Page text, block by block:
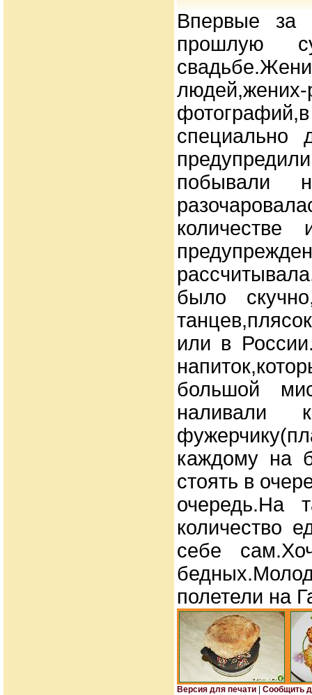
Впервые за
прошлую
побывали
было
или в
большой
наливали
каждому на
стоять в
очередь.На
количество
себе
полетели на
Версия для печати Сообщить